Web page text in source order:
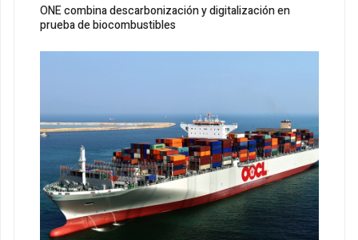
ONE combina descarbonización y digitalización en
prueba de biocombustibles